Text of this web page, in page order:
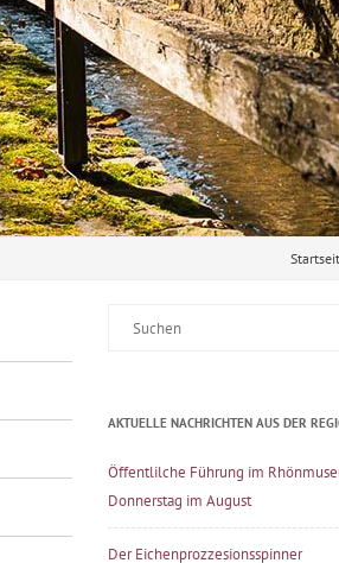
AKTUELLE NACHRICHTEN AUS DER
Öffentlilche Führung im
Donnerstag im August
Der Eichenprozzesionsspinner